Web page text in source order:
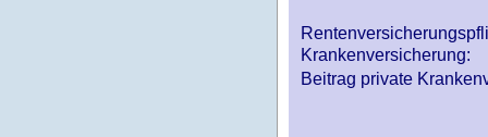
Krankenversicherung:
Beitrag private